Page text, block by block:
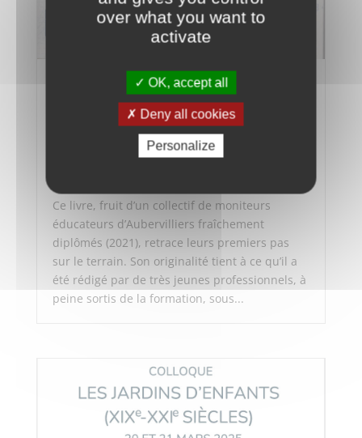
Des moniteurs éducateurs écrivent :
Récits d’apprentissages en terres
Oct 12, 2025|Accueil
Ce livre, fruit d’un collectif de moniteurs
éducateurs d’Aubervilliers fraîchement
diplômés (2021), retrace leurs premiers pas
sur le terrain. Son originalité tient à ce qu’il a
été rédigé par de très jeunes professionnels, à
peine sortis de la formation, sous...
over what you want to
activate
OK, accept all
Deny all cookies
Personalize